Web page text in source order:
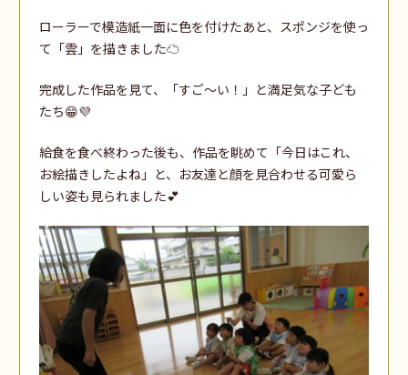
ローラーで模造紙一面に色を付けたあと、スポンジを使っ
て「雲」を描きました☁️
完成した作品を見て、「すご～い！」と満足気な子ども
たち😁💜
給食を食べ終わった後も、作品を眺めて「今日はこれ、
お絵描きしたよね」と、お友達と顔を見合わせる可愛ら
しい姿も見られました💕